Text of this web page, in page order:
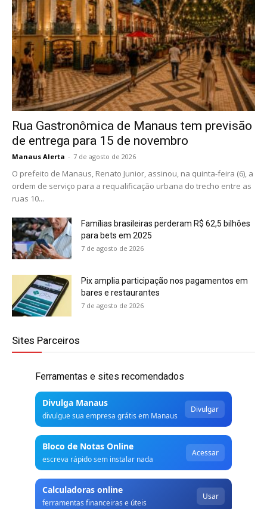
Rua Gastronômica de Manaus tem previsão
de entrega para 15 de novembro
Manaus Alerta - 7 de agosto de 2026
O prefeito de Manaus, Renato Junior, assinou, na quinta-feira (6), a
ordem de serviço para a requalificação urbana do trecho entre as
ruas 10...
Famílias brasileiras perderam R$ 62,5 bilhões
para bets em 2025
7 de agosto de 2026
Pix amplia participação nos pagamentos em
bares e restaurantes
7 de agosto de 2026
Sites Parceiros
Ferramentas e sites recomendados
Divulga Manaus
divulgue sua empresa grátis em Manaus
Divulgar
Bloco de Notas Online
escreva rápido sem instalar nada
Acessar
Calculadoras online
ferramentas financeiras e úteis
Usar